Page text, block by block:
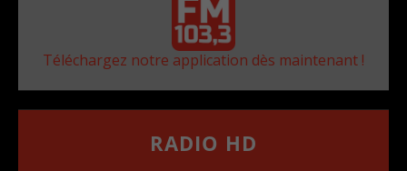
Téléchargez notre application dès maintenant !
RADIO HD